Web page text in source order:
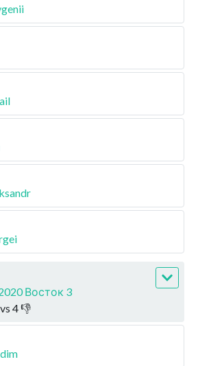
Восток 3
4👎